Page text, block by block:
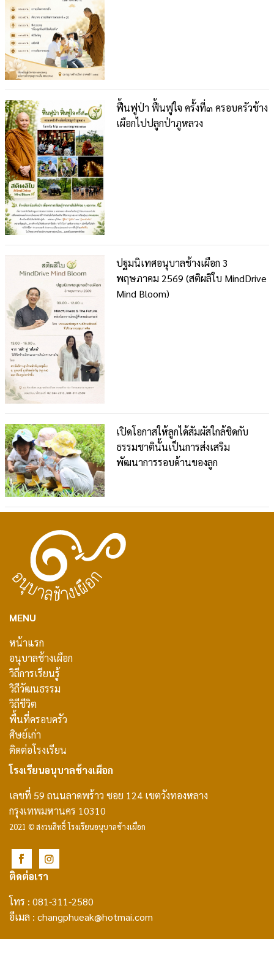
ฟื้นฟูป่า ฟื้นฟูใจ ครั้งที่๓ ครอบครัวช้าง
เผือกไปปลูกป่าภูหลวง
ปฐมนิเทศอนุบาลช้างเผือก 3
พฤษภาคม 2569 (สติผลิใบ MindDrive
Mind Bloom)
เปิดโอกาสให้ลูกได้สัมผัสใกล้ชิดกับ
ธรรมชาตินั้นเป็นการส่งเสริม
พัฒนาการรอบด้านของลูก
MENU
หน้าแรก
อนุบาลช้างเผือก
วิถีการเรียนรู้
วิถีวัฒนธรรม
วิถีชีวิต
พื้นที่ครอบครัว
ศิษย์เก่า
ติดต่อโรงเรียน
โรงเรียนอนุบาลช้างเผือก
เลขที่ 59 ถนนลาดพร้าว ซอย 124 เขตวังทองหลาง
กรุงเทพมหานคร 10310
2021 © สงวนสิทธิ์ โรงเรียนอนุบาลช้างเผือก
ติดต่อเรา
โทร : 081-311-2580
อีเมล : changphueak@hotmai.com